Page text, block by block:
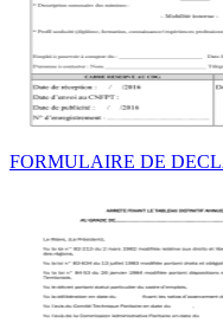
FORMULAIRE DE